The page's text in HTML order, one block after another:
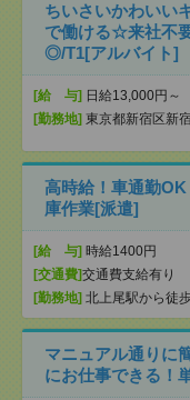
ちいさいかわいい
で働ける☆来社不
◎/T1[アルバイト]
[給 与] 日給13,000円～
[勤務地] 東京都新宿区新
高時給！車通勤
庫作業[派遣]
[給 与] 時給1400円
[交通費]交通費支給有り
[勤務地] 北上尾駅から徒
マニュアル通りに
にお仕事できる！